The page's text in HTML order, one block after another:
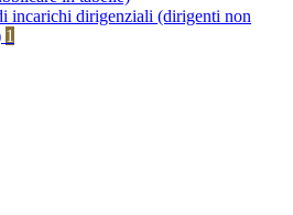
incarichi dirigenziali (dirigenti non
1